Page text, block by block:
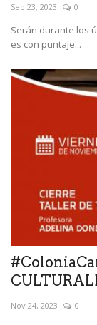
Sep 23, 2023 0
Serán durante los
es con puntaje...
Nov 24, 2023 0